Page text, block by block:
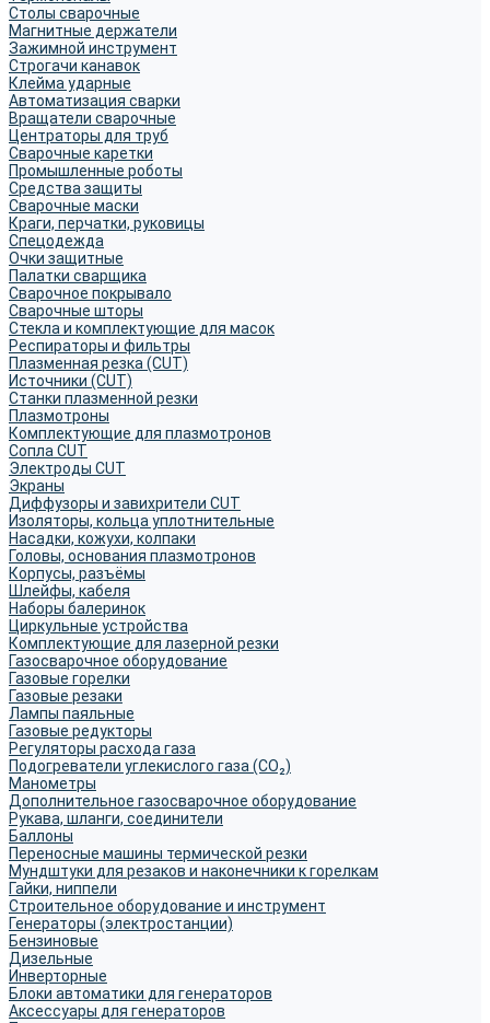
Столы сварочные
Магнитные держатели
Зажимной инструмент
Строгачи канавок
Клейма ударные
Автоматизация сварки
Вращатели сварочные
Центраторы для труб
Сварочные каретки
Промышленные роботы
Средства защиты
Сварочные маски
Краги, перчатки, руковицы
Спецодежда
Очки защитные
Палатки сварщика
Сварочное покрывало
Сварочные шторы
Стекла и комплектующие для масок
Респираторы и фильтры
Плазменная резка (CUT)
Источники (CUT)
Станки плазменной резки
Плазмотроны
Комплектующие для плазмотронов
Сопла CUT
Электроды CUT
Экраны
Диффузоры и завихрители CUT
Изоляторы, кольца уплотнительные
Насадки, кожухи, колпаки
Головы, основания плазмотронов
Корпусы, разъёмы
Шлейфы, кабеля
Наборы балеринок
Циркульные устройства
Комплектующие для лазерной резки
Газосварочное оборудование
Газовые горелки
Газовые резаки
Лампы паяльные
Газовые редукторы
Регуляторы расхода газа
Подогреватели углекислого газа (CO₂)
Манометры
Дополнительное газосварочное оборудование
Рукава, шланги, соединители
Баллоны
Переносные машины термической резки
Мундштуки для резаков и наконечники к горелкам
Гайки, ниппели
Строительное оборудование и инструмент
Генераторы (электростанции)
Бензиновые
Дизельные
Инверторные
Блоки автоматики для генераторов
Аксессуары для генераторов